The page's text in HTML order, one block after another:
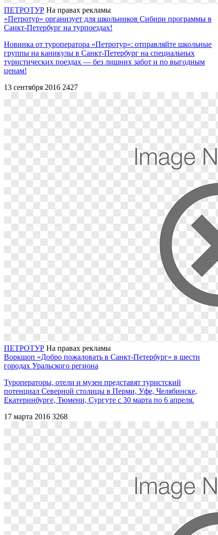
ПЕТРОТУР На правах рекламы
«Петротур» организует для школьников Сибири программы в
Санкт-Петербург на турпоездах!
Новинка от туроператора «Петротур»: отправляйте школьные
группы на каникулы в Санкт-Петербург на специальных
туристических поездах ― без лишних забот и по выгодным
ценам!
13 сентября 2016 2427
ПЕТРОТУР На правах рекламы
Воркшоп «Добро пожаловать в Санкт-Петербург» в шести
городах Уральского региона
Туроператоры, отели и музеи представят туристский
потенциал Cеверной столицы в Перми, Уфе, Челябинске,
Екатеринбурге, Тюмени, Сургуте с 30 марта по 6 апреля.
17 марта 2016 3268